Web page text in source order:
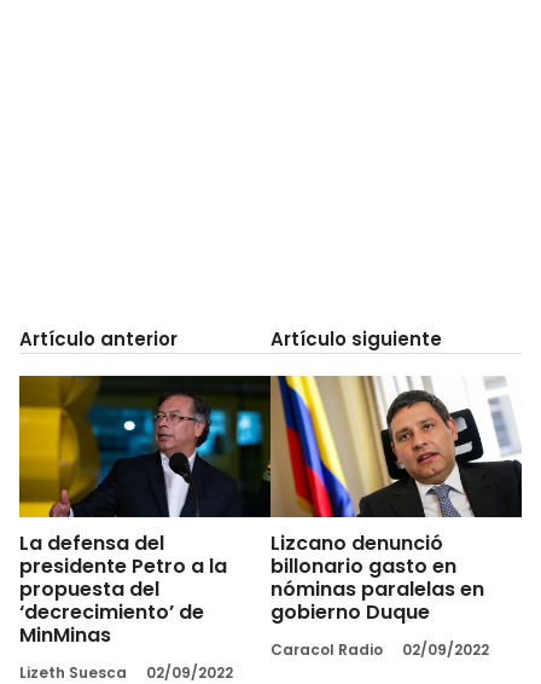
Artículo anterior
La defensa del
presidente Petro a la
propuesta del
‘decrecimiento’ de
MinMinas
Lizeth Suesca 02/09/2022
Artículo siguiente
Lizcano denunció
billonario gasto en
nóminas paralelas en
gobierno Duque
Caracol Radio 02/09/2022